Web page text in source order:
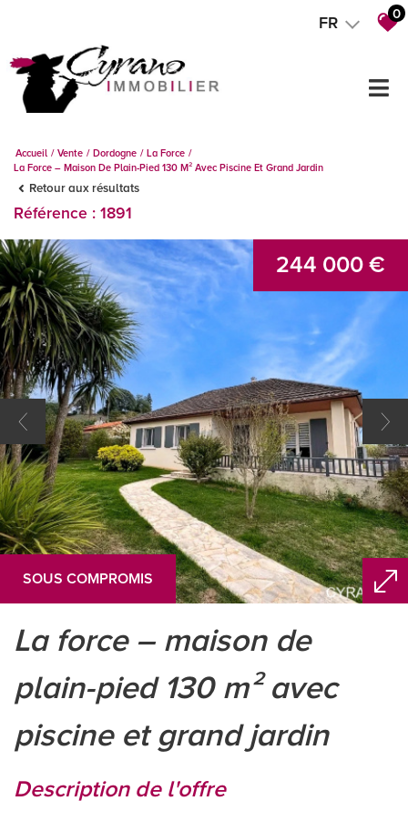
FR 0
Accueil Vente Dordogne
La Force
La Force – Maison De Plain-Pied 130 M² Avec Piscine Et Grand Jardin
Retour aux résultats
Référence : 1891
SOUS COMPROMIS
244 000 €
la force – maison de
plain-pied 130 m² avec
piscine et grand jardin
description de l'offre